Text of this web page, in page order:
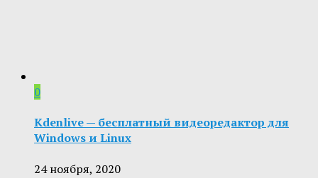
0
Kdenlive — бесплатный видеоредактор для
Windows и Linux
24 ноября, 2020